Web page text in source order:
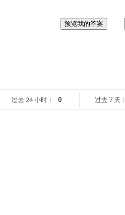
预览我的答案
过去 24 小时： 0 过去 7 天：